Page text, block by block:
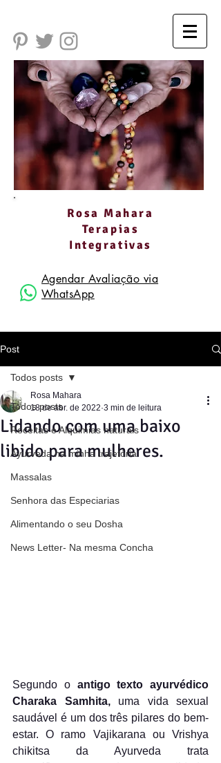
Rosa Mahara
Terapias
Integrativas
Agendar Avaliação via
WhatsApp
Post
Todos posts
Receitas e Alquimias naturais
Ayurveda na minha trajetória
Massalas
Senhora das Especiarias
Alimentando o seu Dosha
News Letter- Na mesma Concha
Todos posts
Lidando com uma baixo
libido para mulheres.
Rosa Mahara
18 de abr. de 2022 3 min de leitura
Segundo o antigo texto ayurvédico
Charaka Samhita, uma vida sexual
saudável é um dos três pilares do bem-
estar. O ramo Vajikarana ou Vrishya
chikitsa da Ayurveda trata